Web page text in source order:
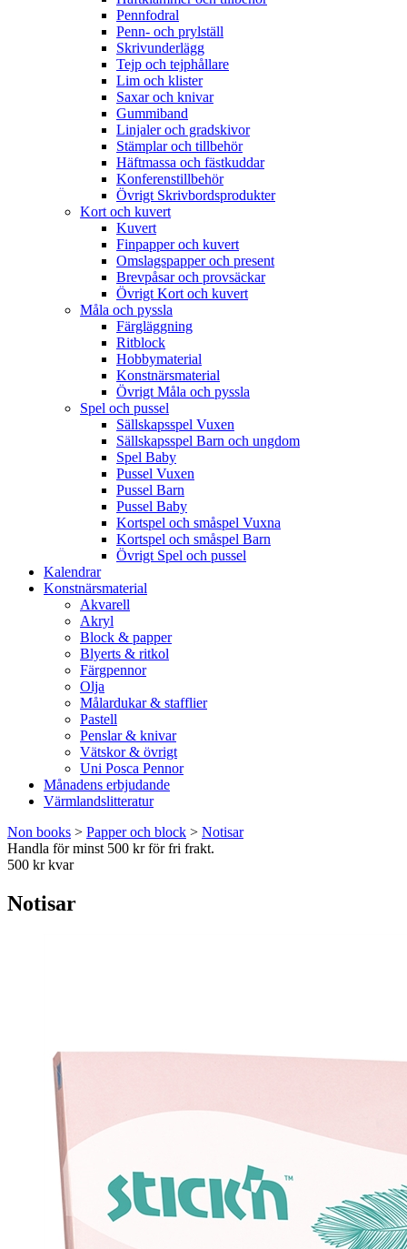
Pennfodral
Penn- och prylställ
Skrivunderlägg
Tejp och tejphållare
Lim och klister
Saxar och knivar
Gummiband
Linjaler och gradskivor
Stämplar och tillbehör
Häftmassa och fästkuddar
Konferenstillbehör
Övrigt Skrivbordsprodukter
Kort och kuvert
Kuvert
Finpapper och kuvert
Omslagspapper och present
Brevpåsar och provsäckar
Övrigt Kort och kuvert
Måla och pyssla
Färgläggning
Ritblock
Hobbymaterial
Konstnärsmaterial
Övrigt Måla och pyssla
Spel och pussel
Sällskapsspel Vuxen
Sällskapsspel Barn och ungdom
Spel Baby
Pussel Vuxen
Pussel Barn
Pussel Baby
Kortspel och småspel Vuxna
Kortspel och småspel Barn
Övrigt Spel och pussel
Kalendrar
Konstnärsmaterial
Akvarell
Akryl
Block & papper
Blyerts & ritkol
Färgpennor
Olja
Målardukar & stafflier
Pastell
Penslar & knivar
Vätskor & övrigt
Uni Posca Pennor
Månadens erbjudande
Värmlandslitteratur
Non books > Papper och block > Notisar
Handla för minst 500 kr för fri frakt.
500 kr kvar
Notisar